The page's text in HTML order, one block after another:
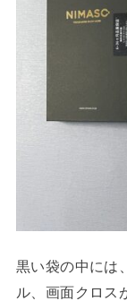
黒い袋の中には
ル、画面クロス